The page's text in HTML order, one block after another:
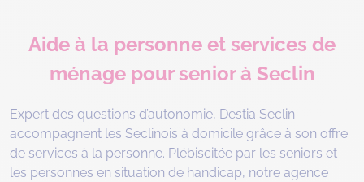
Aide à la personne et services de
ménage pour senior à Seclin
Expert des questions d’autonomie, Destia Seclin
accompagnent les Seclinois à domicile grâce à son offre
de services à la personne. Plébiscitée par les seniors et
les personnes en situation de handicap, notre agence